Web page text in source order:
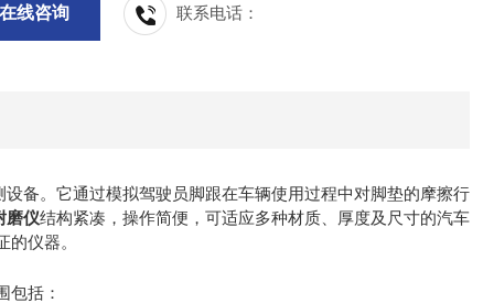
在线咨询 联系电话：
备。它通过模拟驾驶员脚跟在车辆使用过程中对脚垫的摩擦行
磨仪结构紧凑，操作简便，可适应多种材质、厚度及尺寸的汽车
仪器。
包括：